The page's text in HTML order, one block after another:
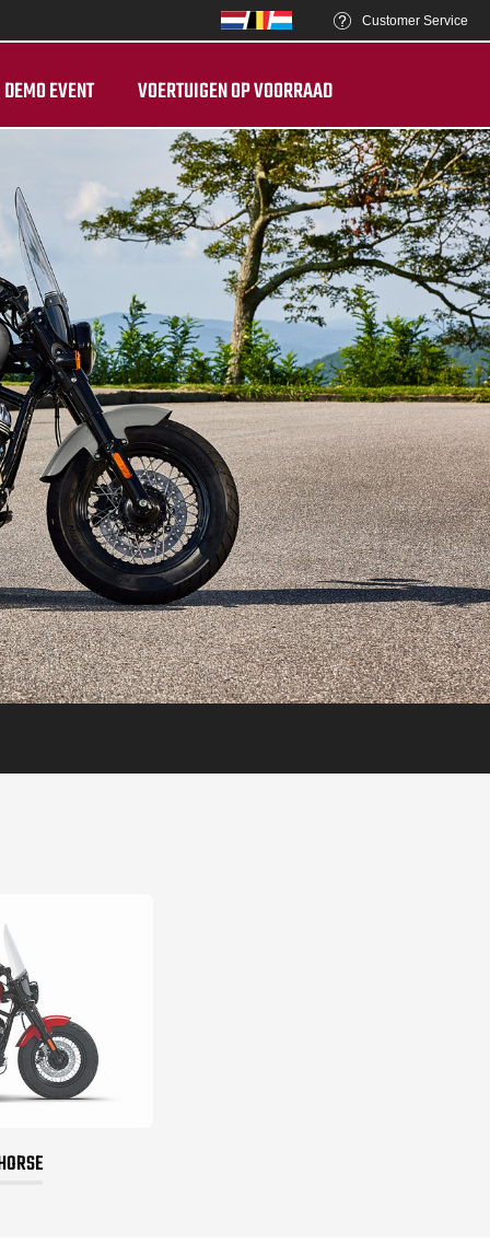
Customer Service
DEMO EVENT VOERTUIGEN OP VOORRAAD